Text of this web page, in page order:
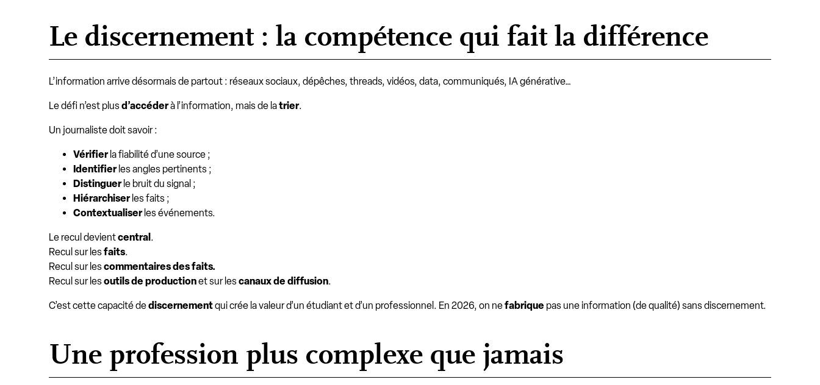
Le discernement : la compétence qui fait la différence
L’information arrive désormais de partout : réseaux sociaux, dépêches, threads, vidéos, data, communiqués, IA générative…
Le défi n’est plusd’accéderà l’information, mais de latrier.
Un journaliste doit savoir :
Vérifierla fiabilité d’une source ;
Identifierles angles pertinents ;
Distinguerle bruit du signal ;
Hiérarchiserles faits ;
Contextualiserles événements.
Le recul devientcentral .
Recul sur lesfaits.
Recul sur lescommentaires des faits.
Recul sur lesoutilsde productionet sur lescanaux de diffusion.
C’est cette capacité dediscernementqui crée la valeur d’un étudiant et d’un professionnel. En 2026, on nefabrique pas une information (de qualité) sans discernement.
Une profession plus complexe que jamais